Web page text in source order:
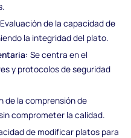
Evaluación de la capacidad de
la integridad del plato.
Se centra en el
y protocolos de seguridad
de la comprensión de
comprometer la calidad.
de modificar platos para